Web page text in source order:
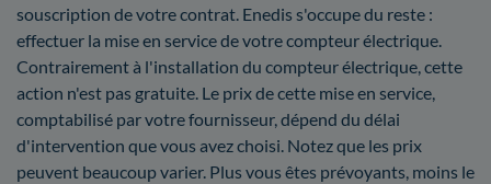
souscription de votre contrat. Enedis s'occupe du reste :
effectuer la mise en service de votre compteur électrique.
Contrairement à l'installation du compteur électrique, cette
action n'est pas gratuite. Le prix de cette mise en service,
comptabilisé par votre fournisseur, dépend du délai
d'intervention que vous avez choisi. Notez que les prix
peuvent beaucoup varier. Plus vous êtes prévoyants, moins le